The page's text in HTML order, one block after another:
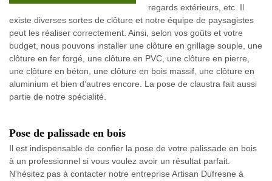
regards extérieurs, etc. Il
existe diverses sortes de clôture et notre équipe de paysagistes
peut les réaliser correctement. Ainsi, selon vos goûts et votre
budget, nous pouvons installer une clôture en grillage souple, une
clôture en fer forgé, une clôture en PVC, une clôture en pierre,
une clôture en béton, une clôture en bois massif, une clôture en
aluminium et bien d’autres encore. La pose de claustra fait aussi
partie de notre spécialité.
Pose de palissade en bois
Il est indispensable de confier la pose de votre palissade en bois
à un professionnel si vous voulez avoir un résultat parfait.
N’hésitez pas à contacter notre entreprise Artisan Dufresne à